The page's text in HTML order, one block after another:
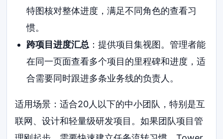
特图核对整体进度，满足不同角色的查看习
惯。
跨项目进度汇总：提供项目集视图。管理者能
在同一页面查看多个项目的里程碑和进度，适
合需要同时跟进多条业务线的负责人。
适用场景：适合20人以下的中小团队，特别是互
联网、设计和轻量级研发项目。如果团队项目管